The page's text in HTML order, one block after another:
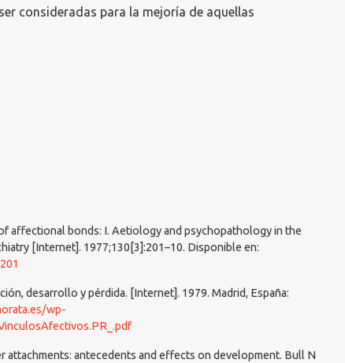
consideradas para la mejoría de aquellas
affectional bonds: I. Aetiology and psychopathology in the
[Internet]. 1977;130[3]:201–10. Disponible en:
desarrollo y pérdida. [Internet]. 1979. Madrid, España:
wp-
antecedents and effects on development. Bull N